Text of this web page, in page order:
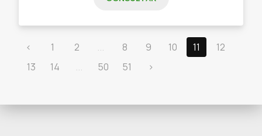
‹ 1 2 ... 8 9 10 11
12
13
14 ... 50 51 ›